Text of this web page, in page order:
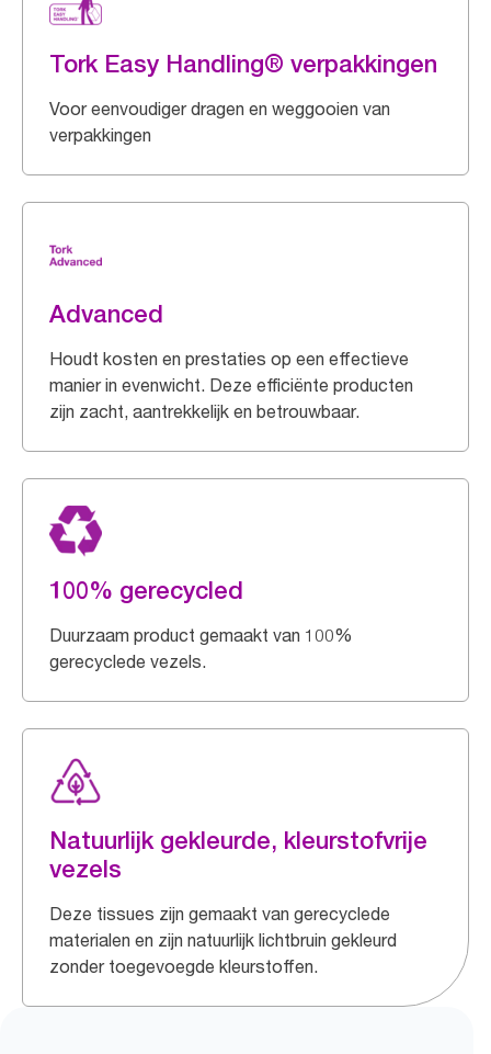
Tork Easy Handling® verpakkingen
Voor eenvoudiger dragen en weggooien van
verpakkingen
Advanced
Houdt kosten en prestaties op een effectieve
manier in evenwicht. Deze efficiënte producten
zijn zacht, aantrekkelijk en betrouwbaar.
100% gerecycled
Duurzaam product gemaakt van 100%
gerecyclede vezels.
Natuurlijk gekleurde, kleurstofvrije
vezels
Deze tissues zijn gemaakt van gerecyclede
materialen en zijn natuurlijk lichtbruin gekleurd
zonder toegevoegde kleurstoffen.